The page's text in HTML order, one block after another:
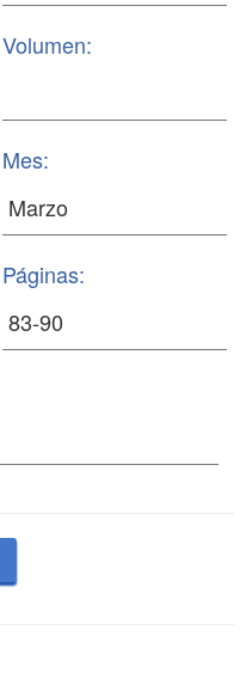
Volumen:
Mes:
Páginas: